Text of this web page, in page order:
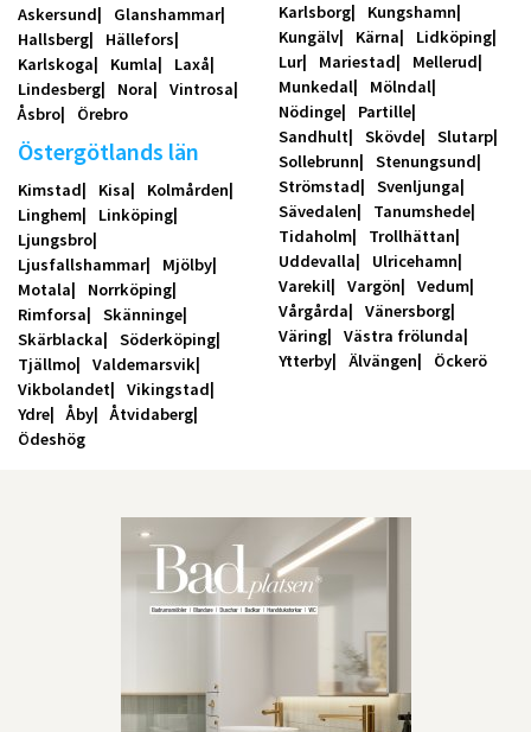
Askersund
Glanshammar
Hallsberg
Hällefors
Karlskoga
Kumla
Laxå
Lindesberg
Nora
Vintrosa
Åsbro
Örebro
Östergötlands län
Kimstad Kisa
Kolmården
Linghem
Linköping
Ljungsbro
Ljusfallshammar
Mjölby
Motala
Norrköping
Rimforsa
Skänninge
Skärblacka
Söderköping
Tjällmo
Valdemarsvik
Vikbolandet
Vikingstad
Ydre
Åby
Åtvidaberg
Ödeshög
Karlsborg
Kungshamn
Kungälv
Kärna
Lidköping
Lur
Mariestad
Mellerud
Munkedal
Mölndal
Nödinge
Partille
Sandhult
Skövde
Slutarp
Sollebrunn
Stenungsund
Strömstad
Svenljunga
Sävedalen
Tanumshede
Tidaholm
Trollhättan
Uddevalla
Ulricehamn
Varekil
Vargön
Vedum
Vårgårda
Vänersborg
Väring
Västra frölunda
Ytterby
Älvängen Öckerö